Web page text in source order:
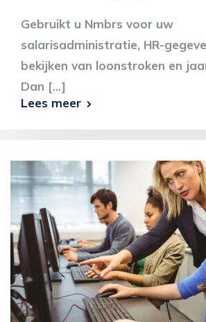
Gebruikt u Nmbrs voor uw
salarisadministratie, HR-
bekijken van loonstroken en
Dan [...]
Lees meer